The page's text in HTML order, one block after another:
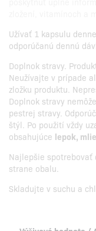
Užívať 1 kapsulu
odporúčanú dennú
Doplnok stravy.
Neužívajte v prípade
zložku produktu.
Doplnok stravy
pestrej stravy.
štýl. Po použití vždy
obsahujúce lepok,
Najlepšie spotrebovať
strane obalu.
Skladujte v suchu a